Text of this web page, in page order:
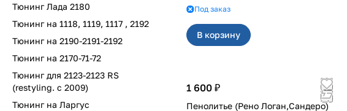
Под заказ
В корзину
1 600 ₽
Пенолитье (Рено Логан,Сандеро)
Тюнинг Лада 2180
Тюнинг на 1118, 1119, 1117 , 2192
Тюнинг на 2190-2191-2192
Тюнинг на 2170-71-72
Тюнинг для 2123-2123 RS
(restyling. с 2009)
Тюнинг на Ларгус